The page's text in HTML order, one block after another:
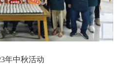
年中秋活动